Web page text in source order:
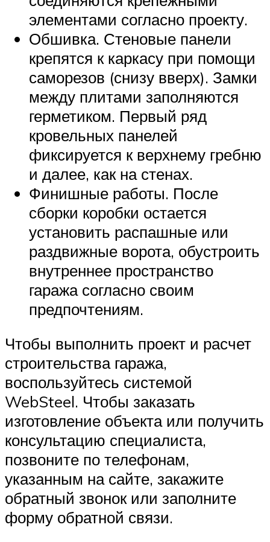
элементами согласно проекту.
Обшивка. Стеновые панели
крепятся к каркасу при помощи
саморезов (снизу вверх). Замки
между плитами заполняются
герметиком. Первый ряд
кровельных панелей
фиксируется к верхнему гребню
и далее, как на стенах.
Финишные работы. После
сборки коробки остается
установить распашные или
раздвижные ворота, обустроить
внутреннее пространство
гаража согласно своим
предпочтениям.
Чтобы выполнить проект и расчет
строительства гаража,
воспользуйтесь системой
WebSteel. Чтобы заказать
изготовление объекта или получить
консультацию специалиста,
позвоните по телефонам,
указанным на сайте, закажите
обратный звонок или заполните
форму обратной связи.